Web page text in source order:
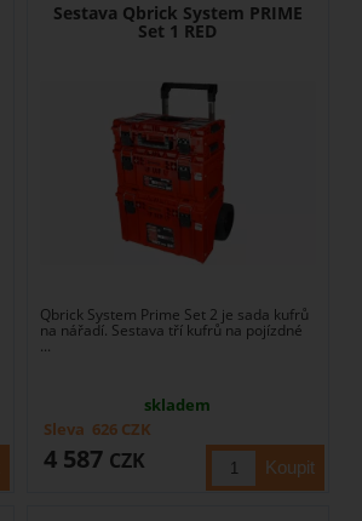
Sestava Qbrick System PRIME
Set 1 RED
Qbrick System Prime Set 2 je sada kufrů
na nářadí. Sestava tří kufrů na pojízdné
...
skladem
4 587 CZK
Sleva 626 CZK